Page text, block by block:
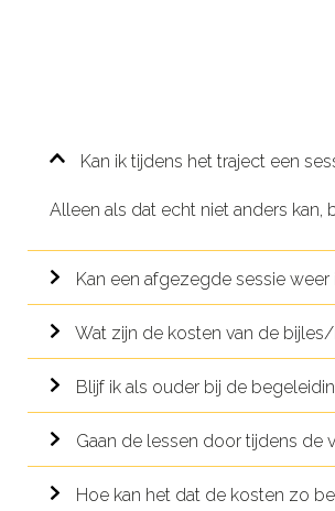
Kan ik tijdens het traject een
Alleen als dat echt niet anders kan,
Kan een afgezegde sessie
Wat zijn de kosten van de
Blijf ik als ouder bij de
Gaan de lessen door tijdens de
Hoe kan het dat de kosten zo